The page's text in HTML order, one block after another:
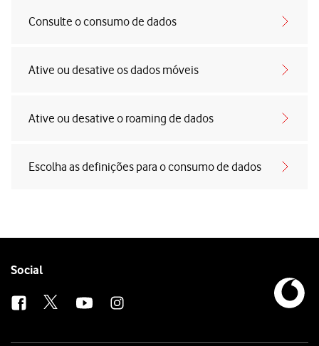
Consulte o consumo de dados
Ative ou desative os dados móveis
Ative ou desative o roaming de dados
Escolha as definições para o consumo de dados
Follow
Social